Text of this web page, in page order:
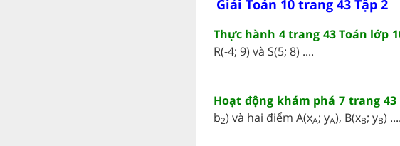
Giải Toán 10 trang 43 Tập 2
Thực hành 4 trang 43 Toán lớp
R(-4; 9) và S(5; 8) ....
Hoạt động khám phá 7 trang 43
b2) và hai điểm A(xA; yA), B(xB; yB) ....